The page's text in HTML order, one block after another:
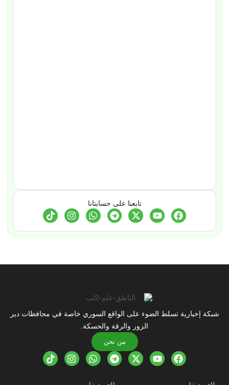
تابعنا على حسابتانا
شبكة إخبارية تسلط الضوء على الواقع السوري خاصة في محافظات دير
الزور والرقة والحسكة.
من نحن